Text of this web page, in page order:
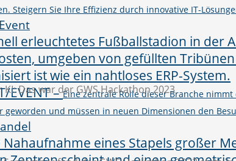
Steigern Sie Ihre Effizienz durch innovative IT-
EVENT–Eine zentrale Rolle dieser Branche
geworden und müssen in neuen Dimensionen den
KI: Das war der GWS Hackathon 2023